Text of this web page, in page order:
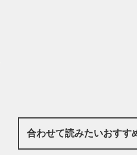
合わせて読みたいおすす